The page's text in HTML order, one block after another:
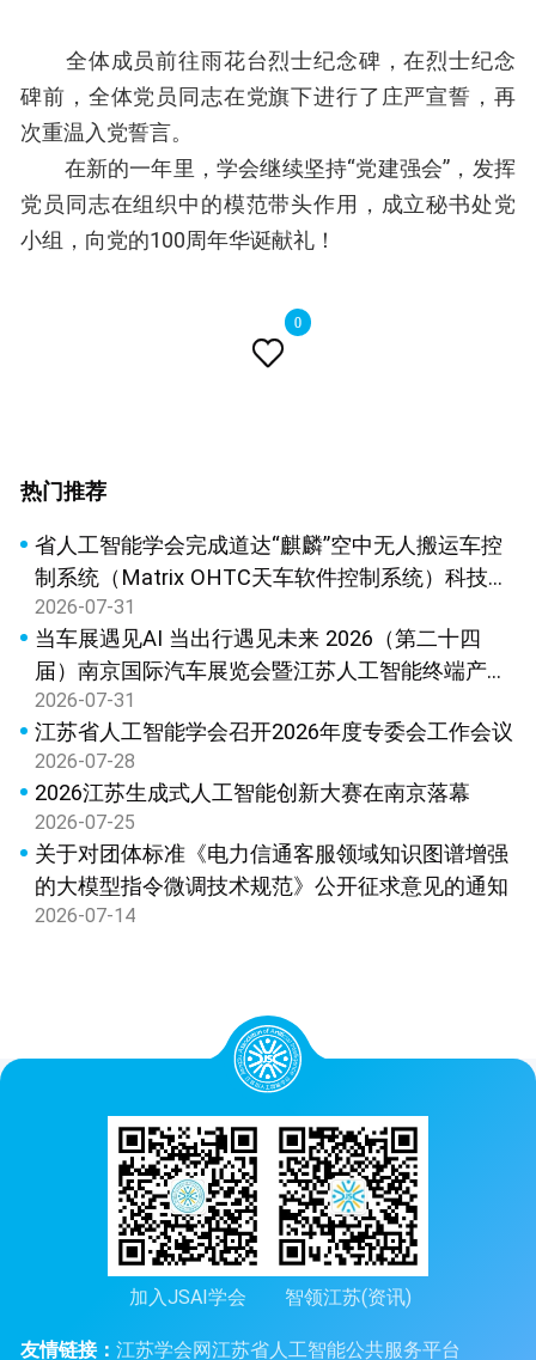

0
全体成员前往雨花台烈士纪念碑，在烈士纪念
碑前，全体党员同志在党旗下进行了庄严宣誓，再
次重温入党誓言。
在新的一年里，学会继续坚持“党建强会”，发挥
党员同志在组织中的模范带头作用，成立秘书处党
小组，向党的100周年华诞献礼！
热门推荐
省人工智能学会完成道达“麒麟”空中无人搬运车控
制系统（Matrix OHTC天车软件控制系统）科技成
果鉴定
2026-07-31
当车展遇见AI 当出行遇见未来 2026（第二十四
届）南京国际汽车展览会暨江苏人工智能终端产品
展览会新闻发布会在宁召开
2026-07-31
江苏省人工智能学会召开2026年度专委会工作会议
2026-07-28
2026江苏生成式人工智能创新大赛在南京落幕
2026-07-25
关于对团体标准《电力信通客服领域知识图谱增强
的大模型指令微调技术规范》公开征求意见的通知
2026-07-14
加入JSAI学会 智领江苏(资讯)
友情链接：江苏学会网江苏省人工智能公共服务平台